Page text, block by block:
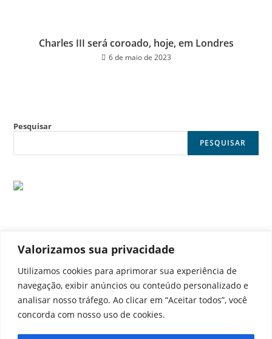
Valorizamos sua privacidade
Utilizamos cookies para aprimorar sua experiência de
navegação, exibir anúncios ou conteúdo personalizado e
analisar nosso tráfego. Ao clicar em “Aceitar todos”, você
concorda com nosso uso de cookies.
Charles III será coroado, hoje, em Londres
6 de maio de 2023
Pesquisar
PESQUISAR